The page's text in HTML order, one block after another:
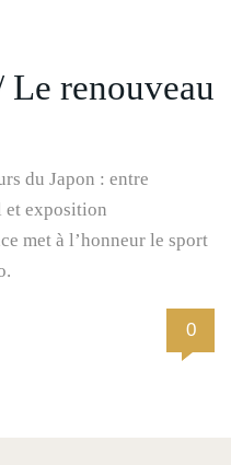
renouveau
du Japon : entre
et exposition
met à l’honneur le sport
0